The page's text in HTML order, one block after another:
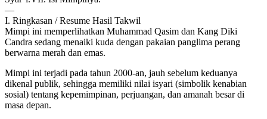
—
I. Ringkasan / Resume Hasil Takwil
Mimpi ini memperlihatkan Muhammad Qasim dan Kang Diki
Candra sedang menaiki kuda dengan pakaian panglima perang
berwarna merah dan emas.
Mimpi ini terjadi pada tahun 2000-an, jauh sebelum keduanya
dikenal publik, sehingga memiliki nilai isyari (simbolik kenabian
sosial) tentang kepemimpinan, perjuangan, dan amanah besar di
masa depan.